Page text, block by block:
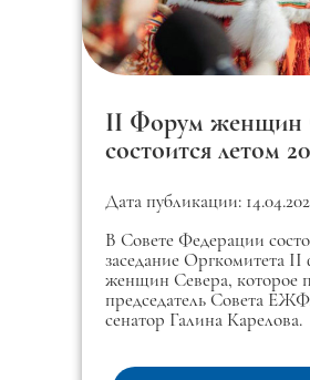
II Форум женщин
состоится летом
Дата публикации:
В Совете Федерации
заседание Оргкомитета
женщин Севера, которое
председатель Совета
сенатор Галина Карелова.